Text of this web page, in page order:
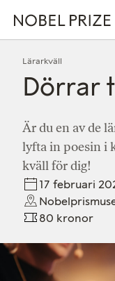
Skip
to
header
Skip
to
main
Skip
to
footer
Sök
Lärarkväll
Dörrar
Är du en av de
lyfta in poesin i
kväll för dig!
17 februari
80 kronor